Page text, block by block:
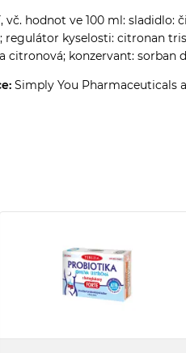
vč. hodnot ve 100 ml: sladidlo:
regulátor kyselosti: citronan
citronová; konzervant: sorban
Simply You Pharmaceuticals